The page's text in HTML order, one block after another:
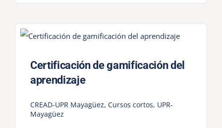
Certificación de gamificación del
aprendizaje
CREAD-UPR Mayagüez, Cursos cortos, UPR-
Mayagüez